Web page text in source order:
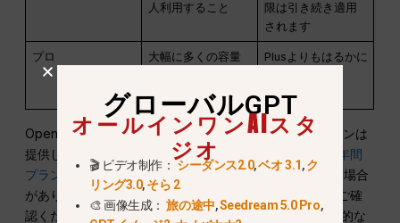
人利用すること
限は引き続き適用
されます
プロ
大幅に多くの容量
ーユーザー
Plusよりもはるかに
OpenAIでは、年間Plusプランや複数ヶ月分の前払いプランは
提供しておりません。詳細については、
ChatGPT Plus 年間
プラン
. プロモーションやトライアルの内容は変更される場合
がありますので、各オファーの詳細は公式製品ページでご確
認ください。当社のChatGPT Plus 無料体験ガイド 一般的な
グローバルGPT
オールインワンAIスタ
ジオ
🎬 ビデオ制作：シーダンス2.0,ベオ 3.1,ク
リング3.0,そら 2
🎨 画像生成：旅の途中,Seedream 5.0 Pro,